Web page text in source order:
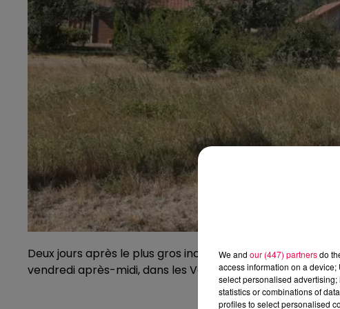
Deux jours après le plus gros incendie de ces vingt
vendredi après-midi, dans les Vosges.
We and our (447) partnersdo
access information on a
select personalised
statistics or combinations of
profiles to select personalised